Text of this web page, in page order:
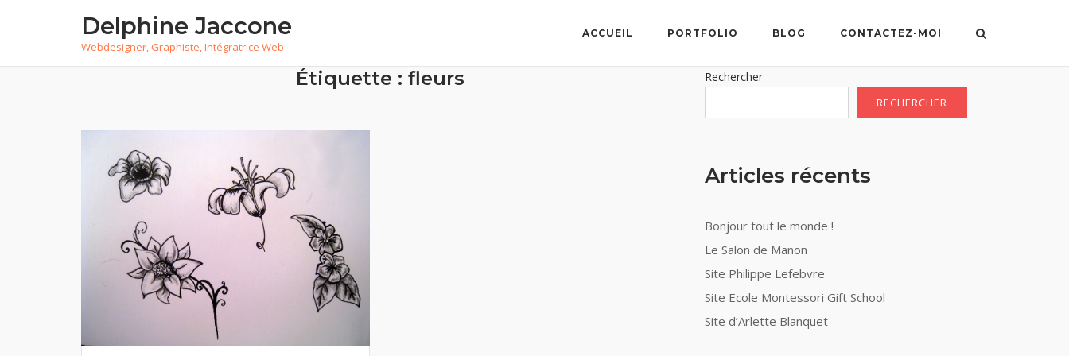
Delphine Jaccone
Webdesigner, Graphiste, Intégratrice Web
ACCUEIL PORTFOLIO BLOG CONTACTEZ-MOI
Étiquette :fleurs Rechercher
RECHERCHER
Articles récents
Bonjour tout le monde !
Le Salon de Manon
Site Philippe Lefebvre
Site Ecole Montessori Gift School
Site d’Arlette Blanquet